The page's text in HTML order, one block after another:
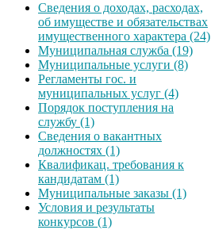
Сведения о доходах, расходах,
об имуществе и обязательствах
имущественного характера (24)
Муниципальная служба (19)
Муниципальные услуги (8)
Регламенты гос. и
муниципальных услуг (4)
Порядок поступления на
службу (1)
Сведения о вакантных
должностях (1)
Квалификац. требования к
кандидатам (1)
Муниципальные заказы (1)
Условия и результаты
конкурсов (1)